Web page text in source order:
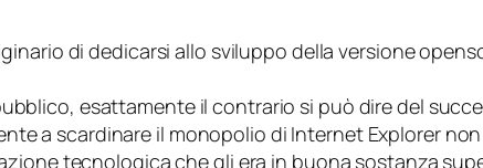
di dedicarsi allo sviluppo della versione
esattamente il contrario si può dire del
a scardinare il monopolio di Internet Explorernon
tecnologica che gli era in buona sostanza